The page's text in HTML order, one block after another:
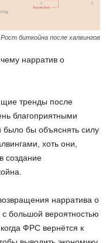
Рост биткойна после халвингов
нарратив о
тренды после
благоприятными
бы объяснять силу
хоть они,
создание
нарратива о
большой вероятностью
ФРС вернётся к